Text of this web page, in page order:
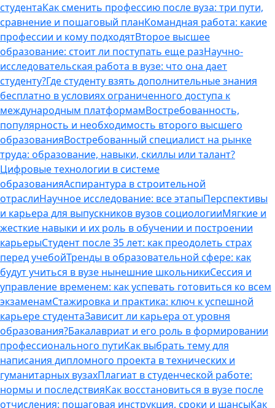
студентаКак сменить профессию после вуза: три пути,
сравнение и пошаговый планКомандная работа: какие
профессии и кому подходятВторое высшее
образование: стоит ли поступать еще разНаучно-
исследовательская работа в вузе: что она дает
студенту?Где студенту взять дополнительные знания
бесплатно в условиях ограниченного доступа к
международным платформамВостребованность,
популярность и необходимость второго высшего
образованияВостребованный специалист на рынке
труда: образование, навыки, скиллы или талант?
Цифровые технологии в системе
образованияАспирантура в строительной
отраслиНаучное исследование: все этапыПерспективы
и карьера для выпускников вузов социологииМягкие и
жесткие навыки и их роль в обучении и построении
карьерыСтудент после 35 лет: как преодолеть страх
перед учебойТренды в образовательной сфере: как
будут учиться в вузе нынешние школьникиСессия и
управление временем: как успевать готовиться ко всем
экзаменамСтажировка и практика: ключ к успешной
карьере студентаЗависит ли карьера от уровня
образования?Бакалавриат и его роль в формировании
профессионального путиКак выбрать тему для
написания дипломного проекта в технических и
гуманитарных вузахПлагиат в студенческой работе:
нормы и последствияКак восстановиться в вузе после
отчисления: пошаговая инструкция, сроки и шансыКак